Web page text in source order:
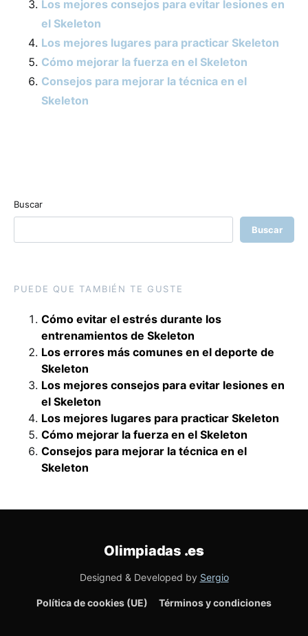
Los mejores consejos para evitar lesiones en
el Skeleton
Los mejores lugares para practicar Skeleton
Cómo mejorar la fuerza en el Skeleton
Consejos para mejorar la técnica en el
Skeleton
Buscar
Buscar
PUEDE QUE TAMBIÉN TE GUSTE
Cómo evitar el estrés durante los
entrenamientos de Skeleton
Los errores más comunes en el deporte de
Skeleton
Los mejores consejos para evitar lesiones en
el Skeleton
Los mejores lugares para practicar Skeleton
Cómo mejorar la fuerza en el Skeleton
Consejos para mejorar la técnica en el
Skeleton
Política de cookies (UE) Términos y condiciones
Olimpiadas .es
Designed & Developed by Sergio